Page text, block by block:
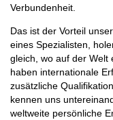
Verbundenheit.
Das ist der Vorteil
eines Spezialisten,
gleich, wo auf der Welt
haben internationale
zusätzliche
kennen uns
weltweite persönliche